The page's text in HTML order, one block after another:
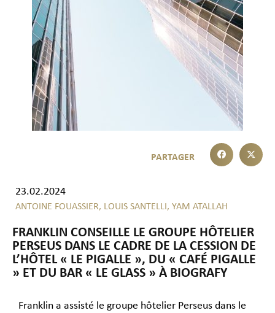
23.02.2024
ANTOINE FOUASSIER, LOUIS SANTELLI, YAM ATALLAH
FRANKLIN CONSEILLE LE GROUPE HÔTELIER
PERSEUS DANS LE CADRE DE LA CESSION DE
L’HÔTEL « LE PIGALLE », DU « CAFÉ PIGALLE
» ET DU BAR « LE GLASS » À BIOGRAFY
Franklin a assisté le groupe hôtelier Perseus dans le